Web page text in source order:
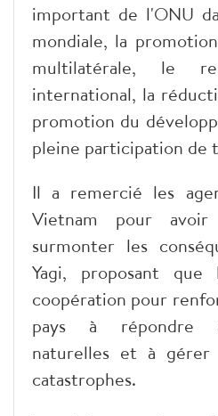
important de l'ONU
mondiale, la
multilatérale, le
international, la
promotion du
pleine participation de
Il a remercié les
Vietnam pour
surmonter les
Yagi, proposant
coopération pour
pays à répondre
naturelles et à
catastrophes.